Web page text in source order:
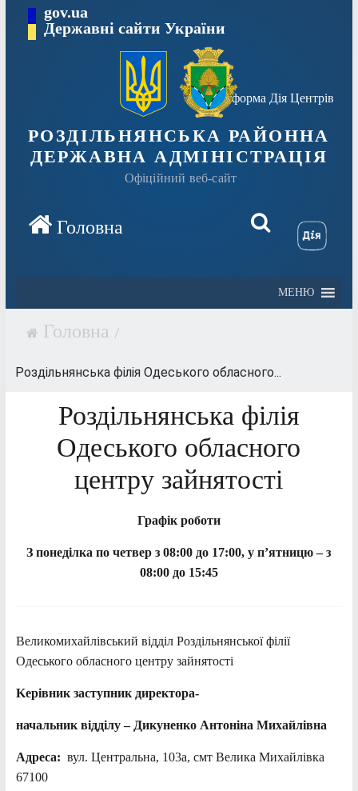
Перейтиgov.ua
Державні сайти України
Платформа Дія Центрів
РОЗДІЛЬНЯНСЬКА РАЙОННА
ДЕРЖАВНА АДМІНІСТРАЦІЯ
Офіційний веб-сайт
МЕНЮ
/
Роздільнянська філія Одеського обласного...
Роздільнянська філія
Одеського обласного
центру зайнятості
Графік роботи
З понеділка по четвер з 08:00 до 17:00, у п’ятницю – з
08:00 до 15:45
Великомихайлівський відділ Роздільнянської філії
Одеського обласного центру зайнятості
Kерівник заступник директора-
начальник відділу – Дикуненко Антоніна Михайлівна
Адреса: вул. Центральна, 103а, смт Велика Михайлівка
67100